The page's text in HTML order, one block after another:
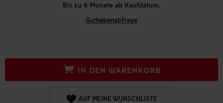
Bis zu 6 Monate ab Kaufdatum.
Guthabenabfrage
IN DEN WARENKORB
AUF MEINE WUNSCHLISTE